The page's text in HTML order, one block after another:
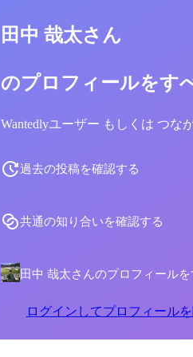
田中 哉太さん
のプロフィールをす
Wantedlyユーザー もしくは つな
過去の投稿を確認する
共通の知り合いを確認する
田中 哉太さんのプロフィールを
ログインしてプロフィール